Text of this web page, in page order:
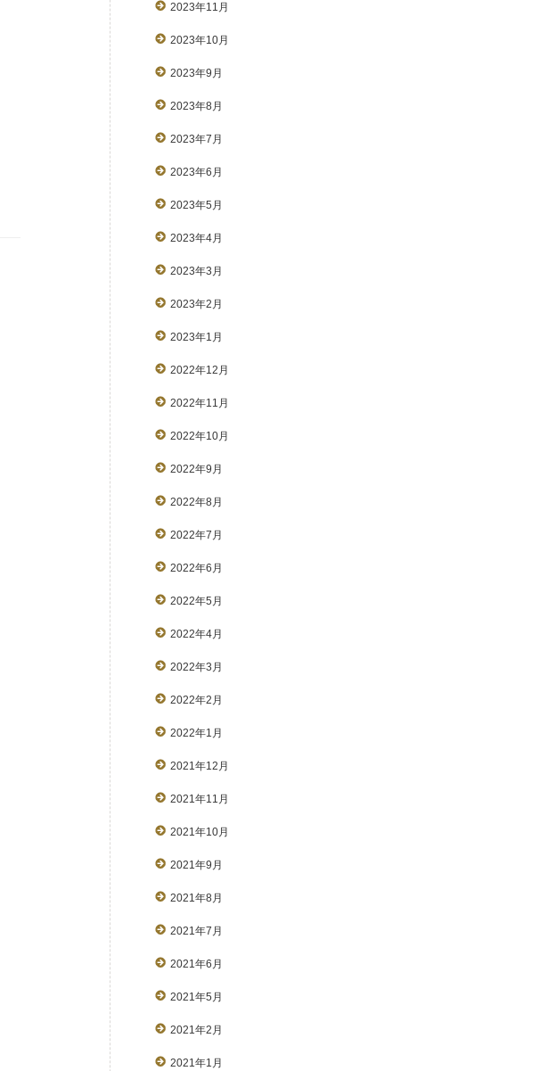
2023年11月
2023年10月
2023年9月
2023年8月
2023年7月
2023年6月
2023年5月
2023年4月
2023年3月
2023年2月
2023年1月
2022年12月
2022年11月
2022年10月
2022年9月
2022年8月
2022年7月
2022年6月
2022年5月
2022年4月
2022年3月
2022年2月
2022年1月
2021年12月
2021年11月
2021年10月
2021年9月
2021年8月
2021年7月
2021年6月
2021年5月
2021年2月
2021年1月